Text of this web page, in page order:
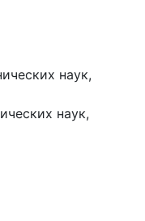
наук,
наук,